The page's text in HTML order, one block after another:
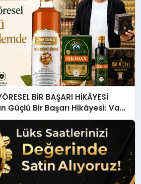
BİR BAŞARI HİKÂYESİ
Bir Başarı Hikâyesi: Van
Sirkesi